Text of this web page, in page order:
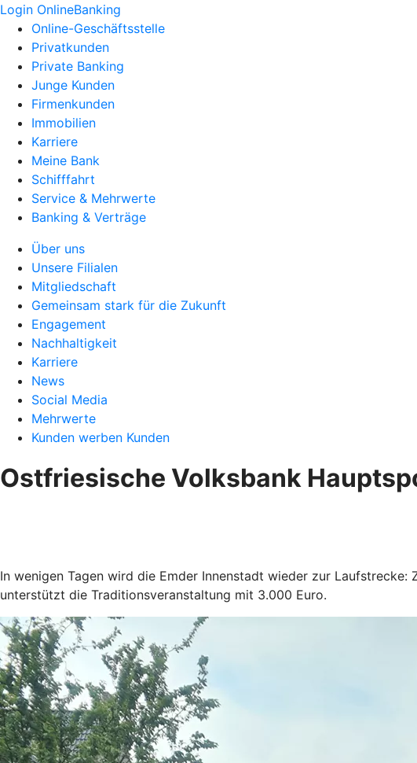
Login OnlineBanking
Online-Geschäftsstelle
Privatkunden
Private Banking
Junge Kunden
Firmenkunden
Immobilien
Karriere
Meine Bank
Schifffahrt
Service & Mehrwerte
Banking & Verträge
Über uns
Unsere Filialen
Mitgliedschaft
Gemeinsam stark für die Zukunft
Engagement
Nachhaltigkeit
Karriere
News
Social Media
Mehrwerte
Kunden werben Kunden
Ostfriesische Volksbank
In wenigen Tagen wird die Emder Innenstadt wieder zur
unterstützt die Traditionsveranstaltung mit 3.000 Euro.